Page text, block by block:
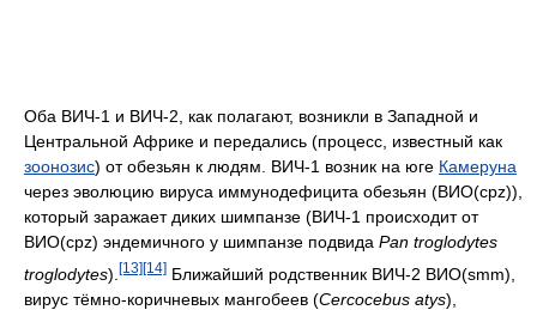
Оба ВИЧ-1 и ВИЧ-2, как полагают, возникли в Западной и
Центральной Африке и передались (процесс, известный как
зоонозис) от обезьян к людям. ВИЧ-1 возник на юге Камеруна
через эволюцию вируса иммунодефицита обезьян (ВИО(cpz)),
который заражает диких шимпанзе (ВИЧ-1 происходит от
ВИО(cpz) эндемичного у шимпанзе подвида Pan troglodytes
troglodytes). [13] [14] Ближайший родственник ВИЧ-2 ВИО(smm),
вирус тёмно-коричневых мангобеев (Cercocebus atys),